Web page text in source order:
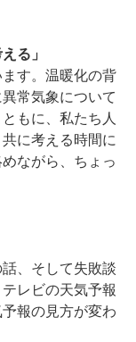
る」
す。温暖化の背
常気象について
もに、私たち人
に考える時間に
ながら、ちょっ
、そして失敗談
レビの天気予報
報の見方が変わ